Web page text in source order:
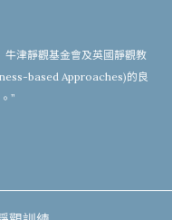
牛津靜觀基金會及英國靜觀教
based Approaches)的良
”